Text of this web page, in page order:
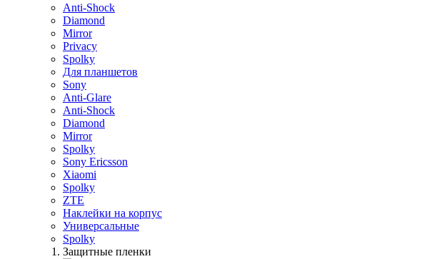
Anti-Shock
Diamond
Mirror
Privacy
Spolky
Для планшетов
Sony
Anti-Glare
Anti-Shock
Diamond
Mirror
Spolky
Sony Ericsson
Xiaomi
Spolky
ZTE
Наклейки на корпус
Универсальные
Spolky
Защитные пленки